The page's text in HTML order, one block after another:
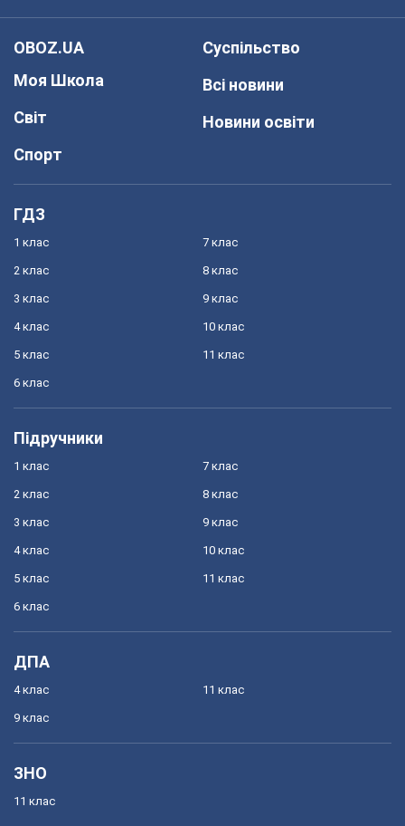
OBOZ.UA
Моя Школа
Світ
Спорт
Суспільство
Всі новини
Новини освіти
ГДЗ
1 клас
2 клас
3 клас
4 клас
5 клас
6 клас
7 клас
8 клас
9 клас
10 клас
11 клас
Підручники
1 клас
2 клас
3 клас
4 клас
5 клас
6 клас
7 клас
8 клас
9 клас
10 клас
11 клас
ДПА
4 клас
9 клас
11 клас
ЗНО
11 клас